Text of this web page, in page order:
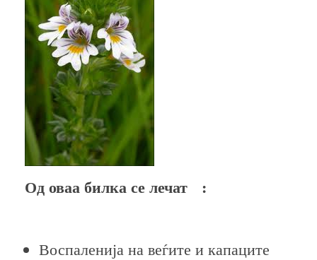
Од оваа билка се лечат :
Воспаленија на веѓите и капаците